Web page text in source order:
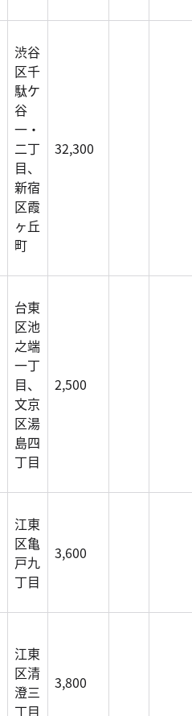
渋谷
区千
駄ケ
谷
一・
二丁
目、
新宿
区霞
ヶ丘
町
32,300
台東
区池
之端
一丁
目、
文京
区湯
島四
丁目
2,500
江東
区亀
戸九
丁目
3,600
江東
区清
澄三
丁目
3,800